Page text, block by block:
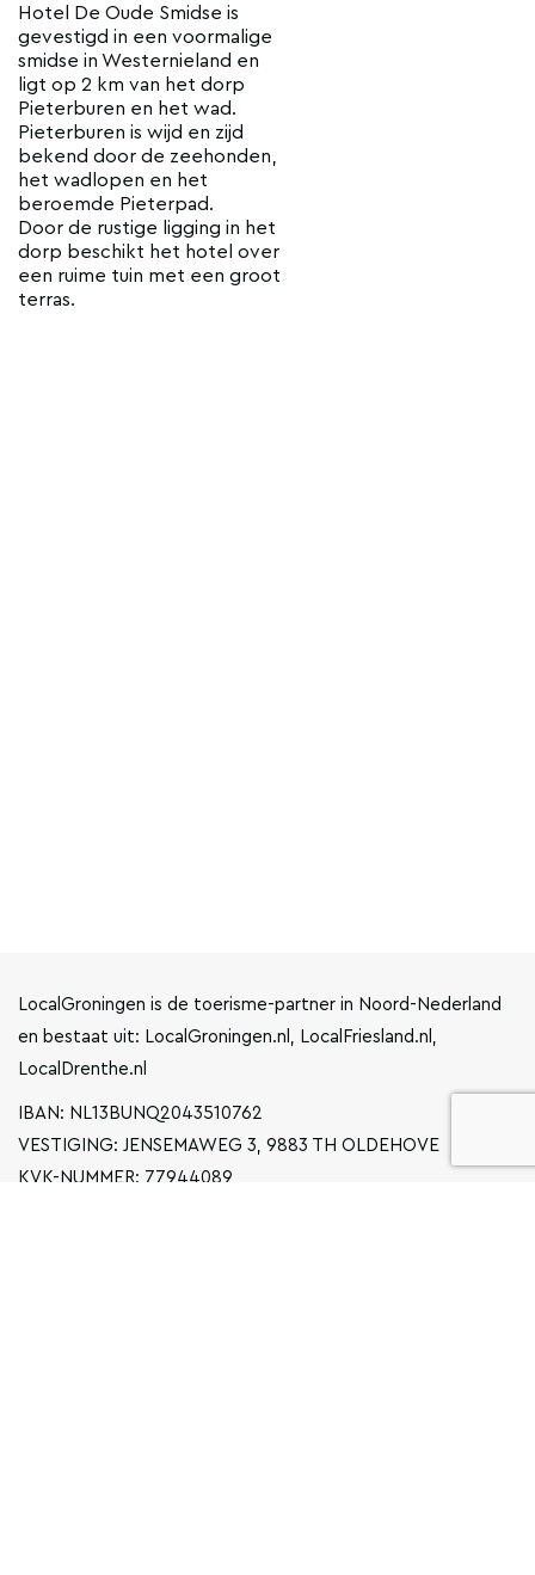
Hotel De Oude Smidse is
gevestigd in een voormalige
smidse in Westernieland en
ligt op 2 km van het dorp
Pieterburen en het wad.
Pieterburen is wijd en zijd
bekend door de zeehonden,
het wadlopen en het
beroemde Pieterpad.
Door de rustige ligging in het
dorp beschikt het hotel over
een ruime tuin met een groot
terras.
LocalGroningen is de toerisme-partner in Noord-Nederland
en bestaat uit: LocalGroningen.nl, LocalFriesland.nl,
LocalDrenthe.nl
IBAN: NL13BUNQ2043510762
VESTIGING: JENSEMAWEG 3, 9883 TH OLDEHOVE
KVK-NUMMER: 77944089